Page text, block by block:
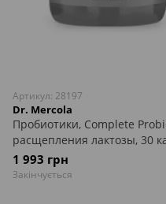
Артикул: 28197
Dr. Mercola
Пробиотики, Complete
расщепления лактозы, 30
1 993 грн
Закінчується